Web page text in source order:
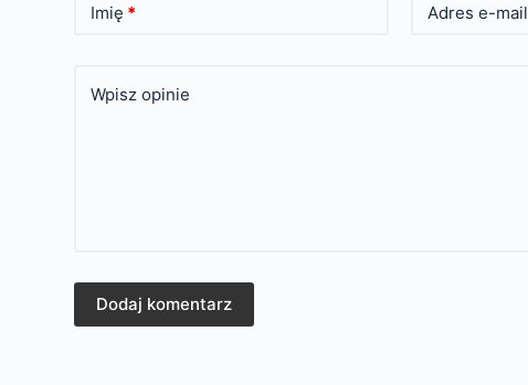
Imię * Adres e-mail
Wpisz opinie
Dodaj komentarz